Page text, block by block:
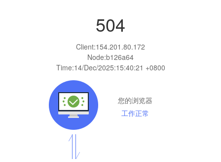
504
Client:154.201.80.172
Node:b126a64
Time:14/Dec/2025:15:40:21 +0800
您的浏览器
工作正常